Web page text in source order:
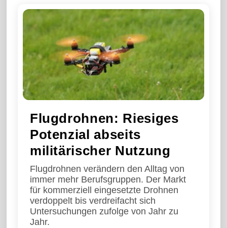
Flugdrohnen: Riesiges
Potenzial abseits
militärischer Nutzung
Flugdrohnen verändern den Alltag von
immer mehr Berufsgruppen. Der Markt
für kommerziell eingesetzte Drohnen
verdoppelt bis verdreifacht sich
Untersuchungen zufolge von Jahr zu
Jahr.